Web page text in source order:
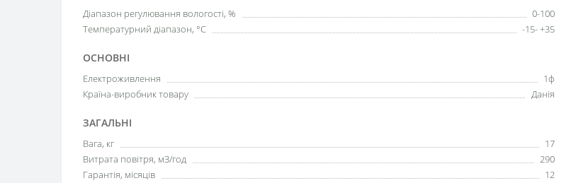
Діапазон регулювання вологості, %
0-100
Температурний діапазон, °С
-15- +35
ОСНОВНІ
Електроживлення
1ф
Країна-виробник товару
Данія
ЗАГАЛЬНІ
Вага, кг
17
Витрата повітря, мЗ/год
290
Гарантія, місяців
12